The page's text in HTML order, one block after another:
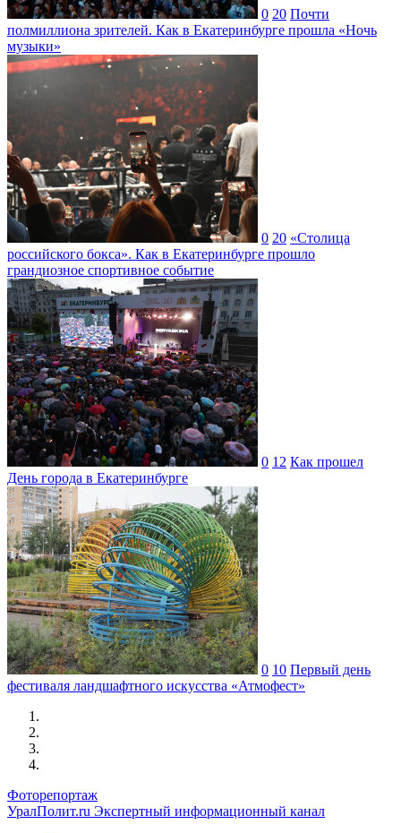
0 20 Почти
полмиллиона зрителей. Как в Екатеринбурге прошла «Ночь
музыки»
0 20 «Столица
российского бокса». Как в Екатеринбурге прошло
грандиозное спортивное событие
0 12 Как прошел
День города в Екатеринбурге
0 10 Первый день
фестиваля ландшафтного искусства «Атмофест»
Фоторепортаж
УралПолит.ru Экспертный информационный канал